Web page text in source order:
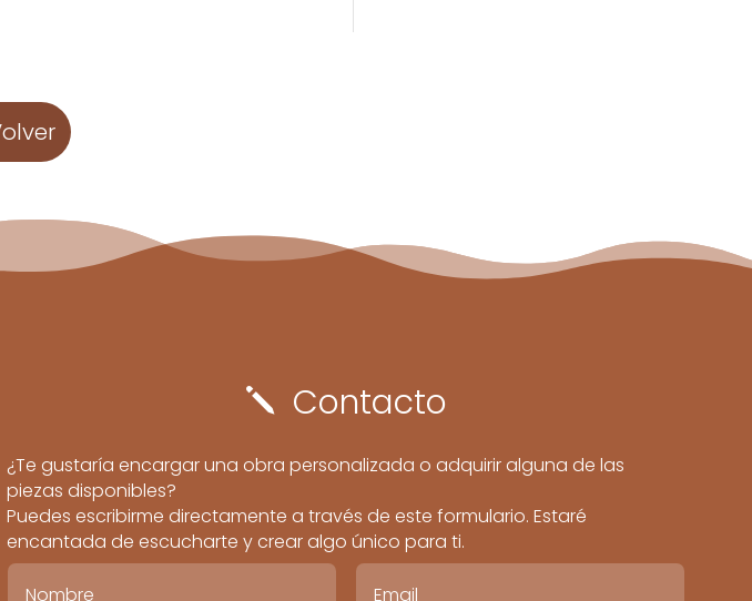
j Contacto
¿Te gustaría encargar una obra personalizada o adquirir alguna de las
piezas disponibles?
Puedes escribirme directamente a través de este formulario. Estaré
encantada de escucharte y crear algo único para ti.